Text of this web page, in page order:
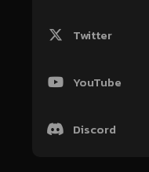
Twitter
YouTube
Discord